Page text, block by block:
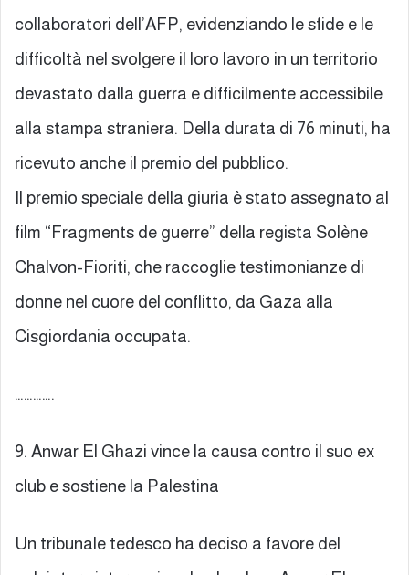
collaboratori dell’AFP, evidenziando le sfide e le
difficoltà nel svolgere il loro lavoro in un territorio
devastato dalla guerra e difficilmente accessibile
alla stampa straniera. Della durata di 76 minuti, ha
ricevuto anche il premio del pubblico.
Il premio speciale della giuria è stato assegnato al
film “Fragments de guerre” della regista Solène
Chalvon-Fioriti, che raccoglie testimonianze di
donne nel cuore del conflitto, da Gaza alla
Cisgiordania occupata.
………….
9. Anwar El Ghazi vince la causa contro il suo ex
club e sostiene la Palestina
Un tribunale tedesco ha deciso a favore del